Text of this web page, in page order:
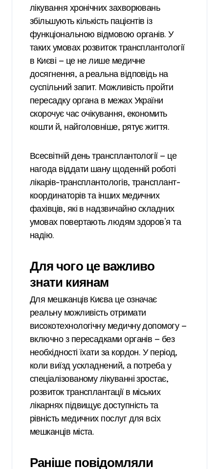
лікування хронічних захворювань
збільшують кількість пацієнтів із
функціональною відмовою органів. У
таких умовах розвиток трансплантології
в Києві — це не лише медичне
досягнення, а реальна відповідь на
суспільний запит. Можливість пройти
пересадку органа в межах України
скорочує час очікування, економить
кошти й, найголовніше, рятує життя.
Всесвітній день трансплантології — це
нагода віддати шану щоденній роботі
лікарів-трансплантологів, трансплант-
координаторів та інших медичних
фахівців, які в надзвичайно складних
умовах повертають людям здоров’я та
надію.
Для чого це важливо
знати киянам
Для мешканців Києва це означає
реальну можливість отримати
високотехнологічну медичну допомогу —
включно з пересадками органів — без
необхідності їхати за кордон. У період,
коли виїзд ускладнений, а потреба у
спеціалізованому лікуванні зростає,
розвиток трансплантації в міських
лікарнях підвищує доступність та
рівність медичних послуг для всіх
мешканців міста.
Раніше повідомляли